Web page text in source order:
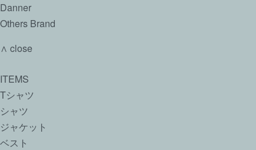
Danner
Others Brand
∧ close
ITEMS
Tシャツ
シャツ
ジャケット
ベスト